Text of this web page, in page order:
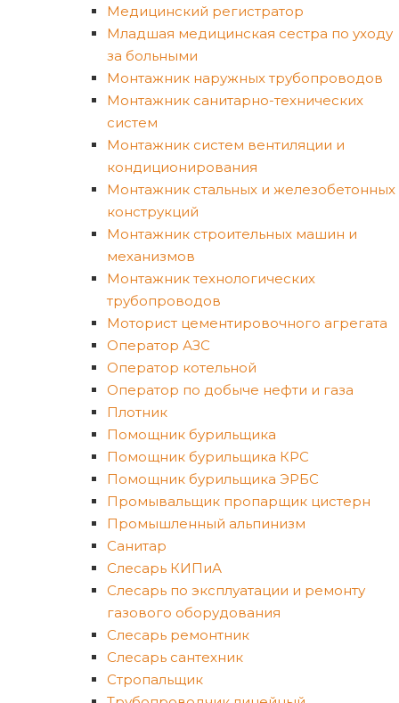
Медицинский регистратор
Младшая медицинская сестра по уходу
за больными
Монтажник наружных трубопроводов
Монтажник санитарно-технических
систем
Монтажник систем вентиляции и
кондиционирования
Монтажник стальных и железобетонных
конструкций
Монтажник строительных машин и
механизмов
Монтажник технологических
трубопроводов
Моторист цементировочного агрегата
Оператор АЗС
Оператор котельной
Оператор по добыче нефти и газа
Плотник
Помощник бурильщика
Помощник бурильщика КРС
Помощник бурильщика ЭРБС
Промывальщик пропарщик цистерн
Промышленный альпинизм
Санитар
Слесарь КИПиА
Слесарь по эксплуатации и ремонту
газового оборудования
Слесарь ремонтник
Слесарь сантехник
Стропальщик